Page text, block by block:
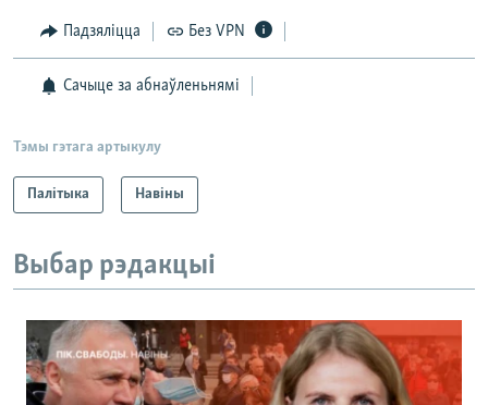
Падзяліцца Без VPN
Сачыце за абнаўленьнямі
Тэмы гэтага артыкулу
Палітыка Навіны
Выбар рэдакцыі